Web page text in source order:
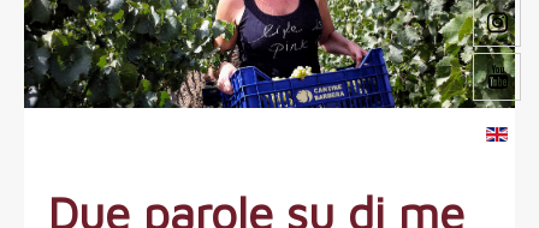
Due parole su di me